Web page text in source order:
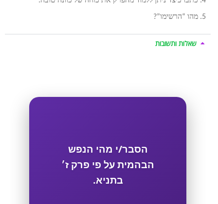
5. מהו “הרשימו”?
שאלות ותשובות